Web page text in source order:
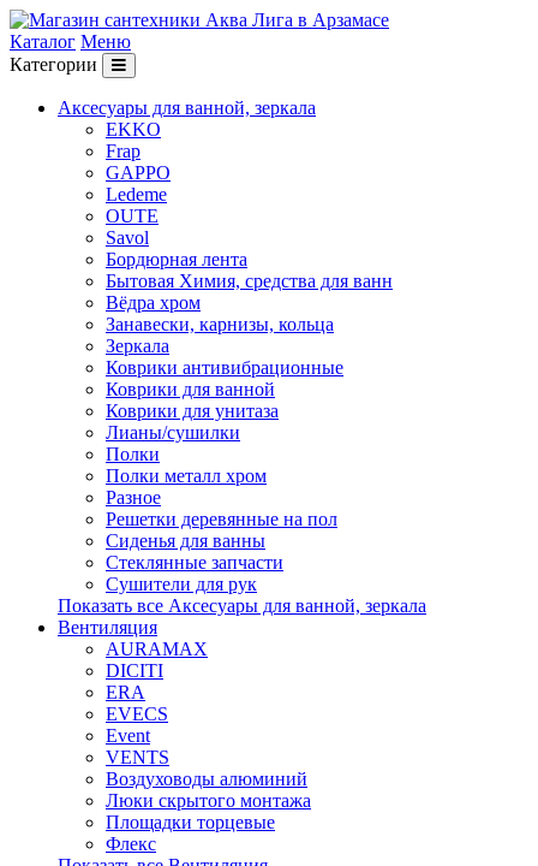
Каталог Меню
Категории
Аксесуары для ванной, зеркала
EKKO
Frap
GAPPO
Ledeme
OUTE
Savol
Бордюрная лента
Бытовая Химия, средства для ванн
Вёдра хром
Занавески, карнизы, кольца
Зеркала
Коврики антивибрационные
Коврики для ванной
Коврики для унитаза
Лианы/сушилки
Полки
Полки металл хром
Разное
Решетки деревянные на пол
Сиденья для ванны
Стеклянные запчасти
Сушители для рук
Показать все Аксесуары для ванной, зеркала
Вентиляция
AURAMAX
DICITI
ERA
EVECS
Event
VENTS
Воздуховоды алюминий
Люки скрытого монтажа
Площадки торцевые
Флекс